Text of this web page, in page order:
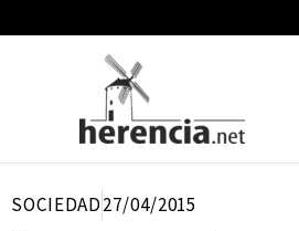
SOCIEDAD27/04/2015